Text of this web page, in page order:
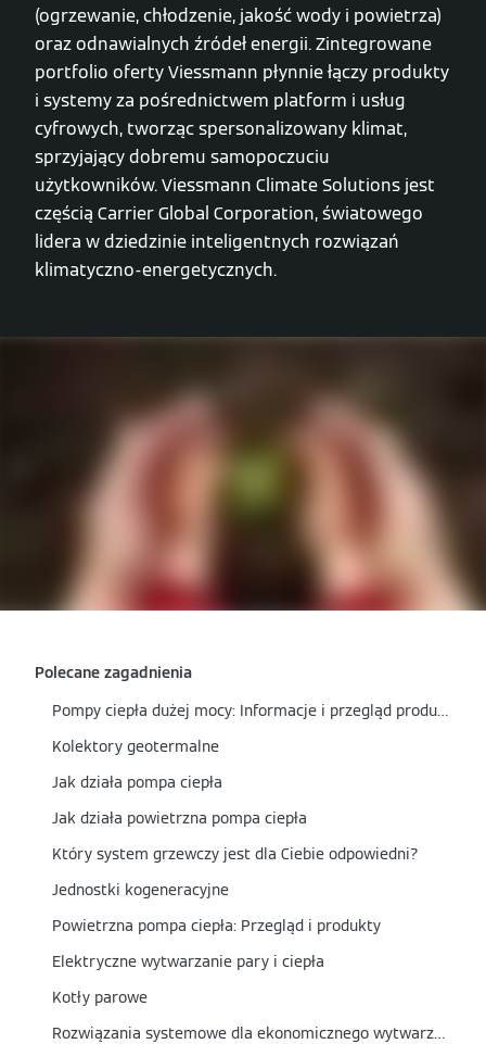
(ogrzewanie, chłodzenie, jakość wody i powietrza)
oraz odnawialnych źródeł energii. Zintegrowane
portfolio oferty Viessmann płynnie łączy produkty
i systemy za pośrednictwem platform i usług
cyfrowych, tworząc spersonalizowany klimat,
sprzyjający dobremu samopoczuciu
użytkowników. Viessmann Climate Solutions jest
częścią Carrier Global Corporation, światowego
lidera w dziedzinie inteligentnych rozwiązań
klimatyczno-energetycznych.
Polecane zagadnienia
Pompy ciepła dużej mocy: Informacje i przegląd produktów
Kolektory geotermalne
Jak działa pompa ciepła
Jak działa powietrzna pompa ciepła
Który system grzewczy jest dla Ciebie odpowiedni?
Jednostki kogeneracyjne
Powietrzna pompa ciepła: Przegląd i produkty
Elektryczne wytwarzanie pary i ciepła
Kotły parowe
Rozwiązania systemowe dla ekonomicznego wytwarzania wody gorącej i pary